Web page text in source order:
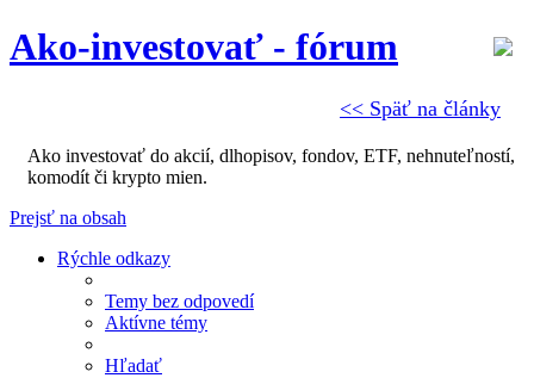
<< Späť na články
Ako-investovať - fórum
Ako investovať do akcií, dlhopisov, fondov, ETF, nehnuteľností,
komodít či krypto mien.
Prejsť na obsah
Rýchle odkazy
Temy bez odpovedí
Aktívne témy
Hľadať